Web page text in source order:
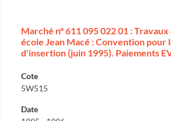
Marché n° 611 095 022 01 :
école Jean Macé : Convention pour
d'insertion (juin 1995). Paiements
Cote
5W515
Date